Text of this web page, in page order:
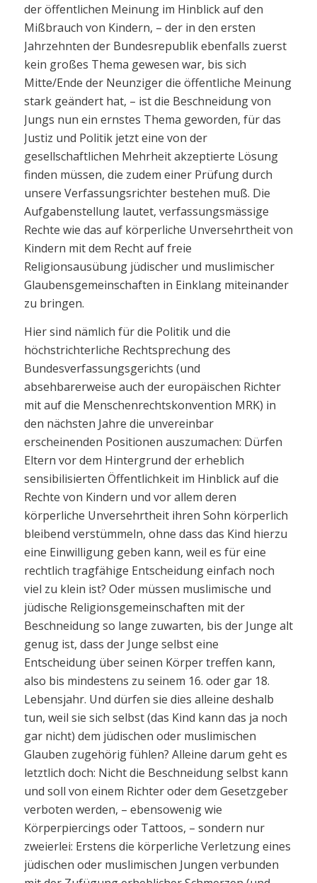
der öffentlichen Meinung im Hinblick auf den
Mißbrauch von Kindern, – der in den ersten
Jahrzehnten der Bundesrepublik ebenfalls zuerst
kein großes Thema gewesen war, bis sich
Mitte/Ende der Neunziger die öffentliche Meinung
stark geändert hat, – ist die Beschneidung von
Jungs nun ein ernstes Thema geworden, für das
Justiz und Politik jetzt eine von der
gesellschaftlichen Mehrheit akzeptierte Lösung
finden müssen, die zudem einer Prüfung durch
unsere Verfassungsrichter bestehen muß. Die
Aufgabenstellung lautet, verfassungsmässige
Rechte wie das auf körperliche Unversehrtheit von
Kindern mit dem Recht auf freie
Religionsausübung jüdischer und muslimischer
Glaubensgemeinschaften in Einklang miteinander
zu bringen.
Hier sind nämlich für die Politik und die
höchstrichterliche Rechtsprechung des
Bundesverfassungsgerichts (und
absehbarerweise auch der europäischen Richter
mit auf die Menschenrechtskonvention MRK) in
den nächsten Jahre die unvereinbar
erscheinenden Positionen auszumachen: Dürfen
Eltern vor dem Hintergrund der erheblich
sensibilisierten Öffentlichkeit im Hinblick auf die
Rechte von Kindern und vor allem deren
körperliche Unversehrtheit ihren Sohn körperlich
bleibend verstümmeln, ohne dass das Kind hierzu
eine Einwilligung geben kann, weil es für eine
rechtlich tragfähige Entscheidung einfach noch
viel zu klein ist? Oder müssen muslimische und
jüdische Religionsgemeinschaften mit der
Beschneidung so lange zuwarten, bis der Junge alt
genug ist, dass der Junge selbst eine
Entscheidung über seinen Körper treffen kann,
also bis mindestens zu seinem 16. oder gar 18.
Lebensjahr. Und dürfen sie dies alleine deshalb
tun, weil sie sich selbst (das Kind kann das ja noch
gar nicht) dem jüdischen oder muslimischen
Glauben zugehörig fühlen? Alleine darum geht es
letztlich doch: Nicht die Beschneidung selbst kann
und soll von einem Richter oder dem Gesetzgeber
verboten werden, – ebensowenig wie
Körperpiercings oder Tattoos, – sondern nur
zweierlei: Erstens die körperliche Verletzung eines
jüdischen oder muslimischen Jungen verbunden